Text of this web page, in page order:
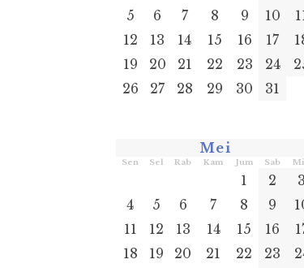
5
6 7 8 9 10
12
13 14 15 16 17
19
20 21 22 23 24
26
27 28 29 30 31
Mei
Sen Sel Rab Kam Jum Sab
1 2
3
4
5 6 7 8 9
11
12 13 14 15 16
18
19 20 21 22 23